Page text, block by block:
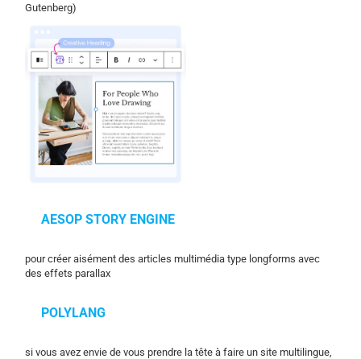
Gutenberg)
AESOP STORY ENGINE
pour créer aisément des articles multimédia type longforms avec
des effets parallax
POLYLANG
si vous avez envie de vous prendre la tête à faire un site multilingue,